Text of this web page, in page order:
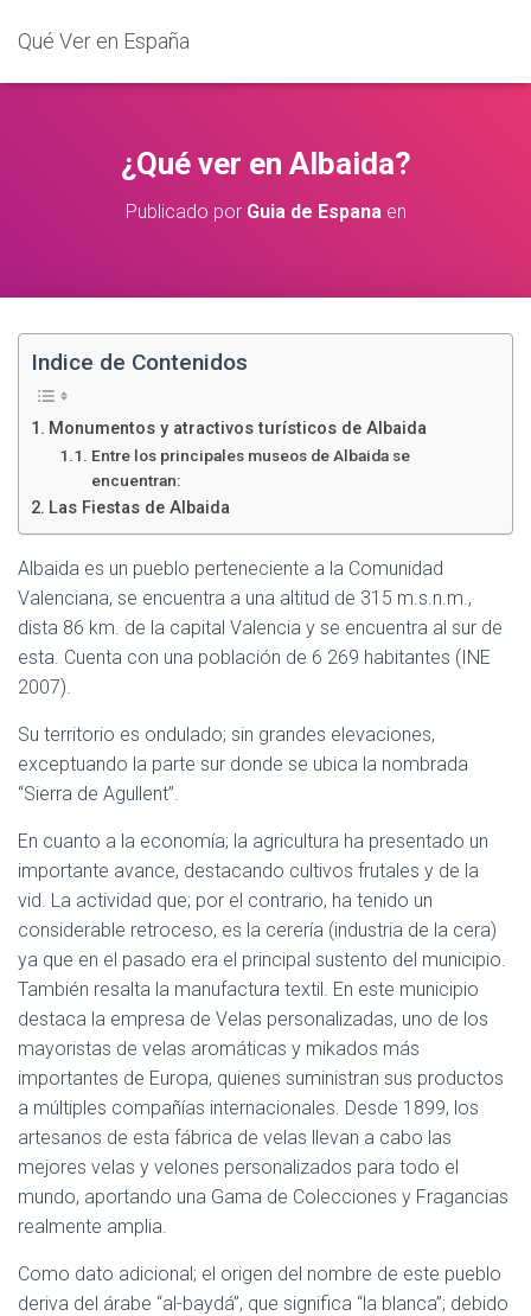
Qué Ver en España
¿Qué ver en Albaida?
Publicado por Guia de Espanaen
Indice de Contenidos
Monumentos y atractivos turísticos de Albaida
Entre los principales museos de Albaida se
encuentran:
Las Fiestas de Albaida
Albaida es un pueblo perteneciente a la Comunidad
Valenciana, se encuentra a una altitud de 315 m.s.n.m.,
dista 86 km. de la capital Valencia y se encuentra al sur de
esta. Cuenta con una población de 6 269 habitantes (INE
2007).
Su territorio es ondulado; sin grandes elevaciones,
exceptuando la parte sur donde se ubica la nombrada
“Sierra de Agullent”.
En cuanto a la economía; la agricultura ha presentado un
importante avance, destacando cultivos frutales y de la
vid. La actividad que; por el contrario, ha tenido un
considerable retroceso, es la cerería (industria de la cera)
ya que en el pasado era el principal sustento del municipio.
También resalta la manufactura textil. En este municipio
destaca la empresa de Velas personalizadas, uno de los
mayoristas de velas aromáticas y mikados más
importantes de Europa, quienes suministran sus productos
a múltiples compañías internacionales. Desde 1899, los
artesanos de esta fábrica de velas llevan a cabo las
mejores velas y velones personalizados para todo el
mundo, aportando una Gama de Colecciones y Fragancias
realmente amplia.
Como dato adicional; el origen del nombre de este pueblo
deriva del árabe “al-baydá”, que significa “la blanca”; debido